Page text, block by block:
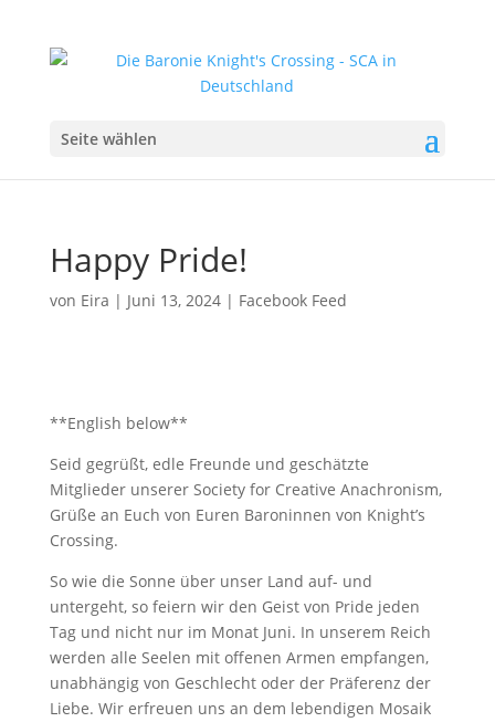
Seite wählen
Happy Pride!
von Eira | Juni 13, 2024| Facebook Feed
**English below**
Seid gegrüßt, edle Freunde und geschätzte
Mitglieder unserer Society for Creative Anachronism,
Grüße an Euch von Euren Baroninnen von Knight’s
Crossing.
So wie die Sonne über unser Land auf- und
untergeht, so feiern wir den Geist von Pride jeden
Tag und nicht nur im Monat Juni. In unserem Reich
werden alle Seelen mit offenen Armen empfangen,
unabhängig von Geschlecht oder der Präferenz der
Liebe. Wir erfreuen uns an dem lebendigen Mosaik